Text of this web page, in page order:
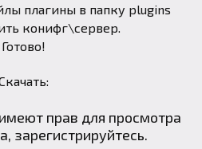
плагины в папку plugins
конифг\сервер.
Готово!
прав для просмотра
зарегистрируйтесь.